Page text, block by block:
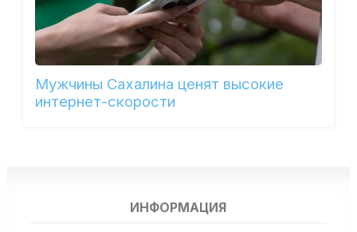
Мужчины Сахалина ценят высокие
интернет-скорости
ИНФОРМАЦИЯ